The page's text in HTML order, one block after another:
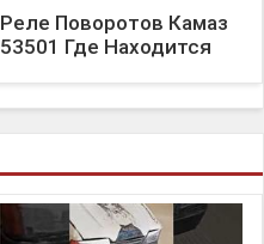
Реле Поворотов Камаз
53501 Где Находится